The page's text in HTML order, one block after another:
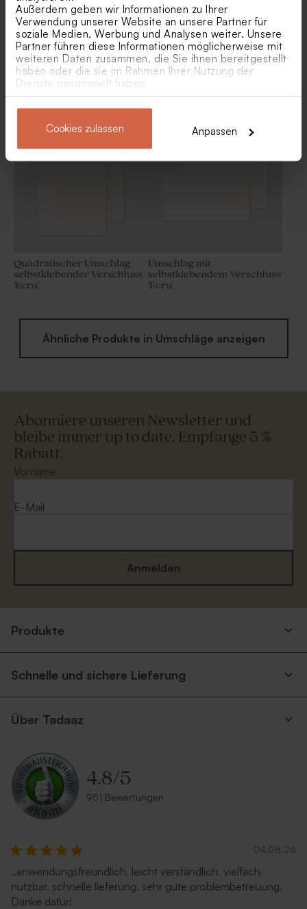
Außerdem geben wir Informationen zu Ihrer
Verwendung unserer Website an unsere Partner für
soziale Medien, Werbung und Analysen weiter. Unsere
Partner führen diese Informationen möglicherweise mit
weiteren Daten zusammen, die Sie ihnen bereitgestellt
haben oder die sie im Rahmen Ihrer Nutzung der
Dienste gesammelt haben.
Cookies zulassen Anpassen
Großer quadratischer
Umschlag 'Weiß'
Quadratischer Umschlag
'Ecru'
Quadratischer Umschlag
selbstklebender Verschluss
'Ecru'
Umschlag mit
selbstklebendem Verschluss
'Ecru'
Ähnliche Produkte in Umschläge anzeigen
Abonniere unseren Newsletter und
bleibe immer up to date. Empfange 5 %
Rabatt.
Vorname
E-Mail
Anmelden
Produkte
Schnelle und sichere Lieferung
Über Tadaaz
4.8/5
951 Bewertungen
04.08.26
..anwendungsfreundlich. leicht verständlich. vielfach
nutzbar. schnelle lieferung. sehr gute problembetreuung.
Danke dafür!